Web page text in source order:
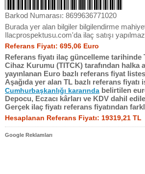
Barkod Numarası: 8699636771020
Burada yer alan bilgiler bilgilendirme
Ilacprospektusu.com'da ilaç satışı
Referans Fiyatı: 695,06 Euro
Referans fiyatı ilaç güncelleme tarihinde
Cihaz Kurumu (TITCK) tarafından halka
yayınlanan Euro bazlı referans fiyat
Aşağıda yer alan TL bazlı referans fiyatı
Cumhurbaşkanlığı kararında belirtilen
Depocu, Eczacı kârları ve KDV dahil
Gerçek ilaç fiyatı referans fiyatından
Hesaplanan Referans Fiyatı: 19319,21 TL
Google Reklamları